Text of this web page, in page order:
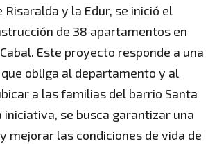
Risaralda y la Edur, se inició el
de 38 apartamentos en
Este proyecto responde a una
obliga al departamento y al
a las familias del barrio Santa
iniciativa, se busca garantizar una
mejorar las condiciones de vida de